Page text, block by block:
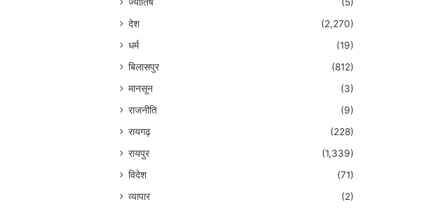
ज्योतिष
(5)
देश
(2,270)
धर्म
(19)
बिलासपुर
(812)
मानसून
(3)
राजनीति
(9)
रायगढ़
(228)
रायपुर
(1,339)
विदेश
(71)
व्यापार
(2)